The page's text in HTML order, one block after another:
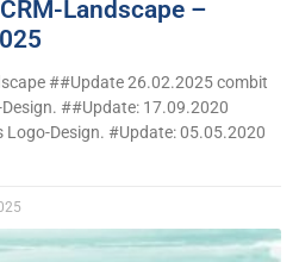
Landscape –
##Update 26.02.2025 combit
##Update: 17.09.2020
Logo-Design. #Update: 05.05.2020